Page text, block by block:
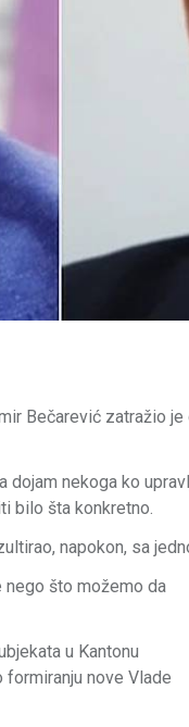
Bečarević zatražio
nekoga ko
bilo šta konkretno.
napokon, sa
što možemo da
u Kantonu
nove Vlade